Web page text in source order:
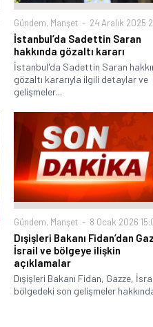
Gündem, Manşet 24 Aralık 2025
İstanbul’da Sadettin Saran
hakkında gözaltı kararı
İstanbul'da Sadettin Saran
gözaltı kararıyla ilgili detaylar ve
gelişmeler...
Gündem, Manşet 8 Ocak 2026
Dışişleri Bakanı Fidan’dan
İsrail ve bölgeye ilişkin
açıklamalar
Dışişleri Bakanı Fidan, Gazze,
bölgedeki son gelişmeler